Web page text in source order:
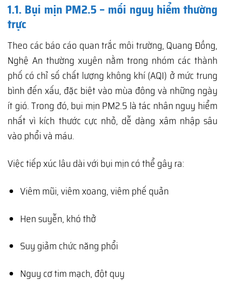
1.1. Bụi mịn PM2.5 – mối nguy hiểm thường
trực
Theo các báo cáo quan trắc môi trường, Quang Đồng,
Nghệ An thường xuyên nằm trong nhóm các thành
phố có chỉ số chất lượng không khí (AQI) ở mức trung
bình đến xấu, đặc biệt vào mùa đông và những ngày
ít gió. Trong đó, bụi mịn PM2.5 là tác nhân nguy hiểm
nhất vì kích thước cực nhỏ, dễ dàng xâm nhập sâu
vào phổi và máu.
Việc tiếp xúc lâu dài với bụi mịn có thể gây ra:
Viêm mũi, viêm xoang, viêm phế quản
Hen suyễn, khó thở
Suy giảm chức năng phổi
Nguy cơ tim mạch, đột quỵ